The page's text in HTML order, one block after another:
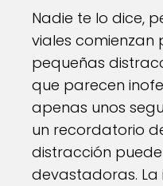
Nadie te lo dice,
viales comienzan
pequeñas
que parecen
apenas unos
un recordatorio
distracción
devastadoras.